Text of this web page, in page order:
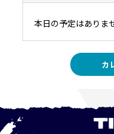
本日の予定はありま
カ